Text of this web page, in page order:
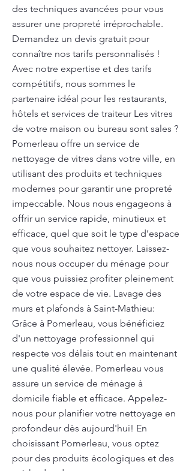
des techniques avancées pour vous
assurer une propreté irréprochable.
Demandez un devis gratuit pour
connaître nos tarifs personnalisés !
Avec notre expertise et des tarifs
compétitifs, nous sommes le
partenaire idéal pour les restaurants,
hôtels et services de traiteur Les vitres
de votre maison ou bureau sont sales ?
Pomerleau offre un service de
nettoyage de vitres dans votre ville, en
utilisant des produits et techniques
modernes pour garantir une propreté
impeccable. Nous nous engageons à
offrir un service rapide, minutieux et
efficace, quel que soit le type d’espace
que vous souhaitez nettoyer. Laissez-
nous nous occuper du ménage pour
que vous puissiez profiter pleinement
de votre espace de vie. Lavage des
murs et plafonds à Saint-Mathieu:
Grâce à Pomerleau, vous bénéficiez
d'un nettoyage professionnel qui
respecte vos délais tout en maintenant
une qualité élevée. Pomerleau vous
assure un service de ménage à
domicile fiable et efficace. Appelez-
nous pour planifier votre nettoyage en
profondeur dès aujourd'hui! En
choisissant Pomerleau, vous optez
pour des produits écologiques et des